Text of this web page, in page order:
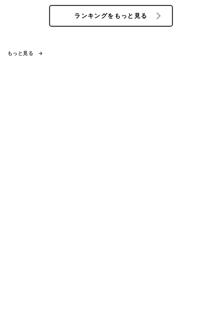
ランキングをもっと見る
もっと見る